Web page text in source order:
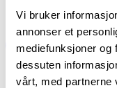
Vi bruker
annonser et
mediefunksjoner og
dessuten
vårt, med partnerne